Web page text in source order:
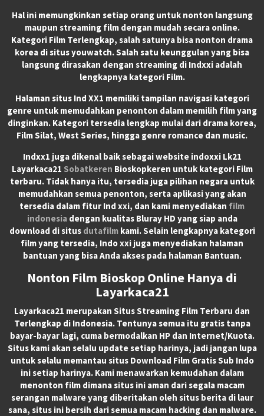
Hal ini memungkinkan setiap orang untuk nonton langsung
maupun streaming film dengan mudah secara online.
Kategori Film Terlengkap, salah satunya bisa nonton drama
korea di situs youwatch. Salah satu keunggulan yang bisa
langsung dirasakan dengan streaming di Indxxi adalah
lengkapnya kategori Film.
Halaman situs Ind XX1 memiliki tampilan navigasi kategori
genre untuk memudahkan penonton dalam memilih film yang
dinginkan. Kategori tersedia lengkap mulai dari drama korea,
Film Silat, West Series, hingga genre romance dan music.
Indxx1 juga dikenal baik sebagai website indoxxi Lk21
Layarkaca21 Sobatkeren Bioskopkeren untuk kategori Film
terbaru. Tidak hanya itu, tersedia juga pilihan negara untuk
memudahkan semua penonton, serta aplikasi yang akan
tersedia dalam fitur Ind xxi, dan kami menyediakan film
indonesiadengan kualitas Bluray HD yang siap anda
download di situs dutafilmkami. Selain lengkapnya kategori
film yang tersedia, Indo xxi juga menyediakan halaman
bantuan yang bisa Anda akses pada halaman Bantuan.
Nonton Film Bioskop Online Hanya di
Layarkaca21
Layarkaca21 merupakan Situs Streaming Film Terbaru dan
Terlengkap di Indonesia. Tentunya semua itu gratis tanpa
bayar-bayar lagi, cuma bermodalkan HP dan Internet/Kuota.
Situs kami akan selalu update setiap harinya, jadi jangan lupa
untuk selalu memantau situs Download Film Gratis Sub Indo
ini setiap harinya. Kami menawarkan kemudahan dalam
menonton film dimana situs ini aman dari segala macam
serangan malware yang diberitakan oleh situs berita di laur
sana, situs ini bersih dari semua macam hacking dan malware.